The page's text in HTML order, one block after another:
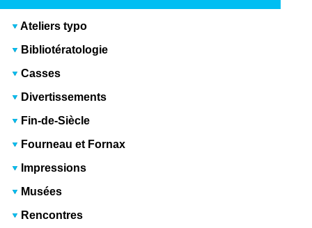
Ateliers typo
Bibliotératologie
Casses
Divertissements
Fin-de-Siècle
Fourneau et Fornax
Impressions
Musées
Rencontres